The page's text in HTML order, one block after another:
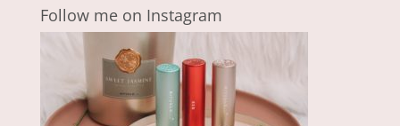
Follow me on Instagram